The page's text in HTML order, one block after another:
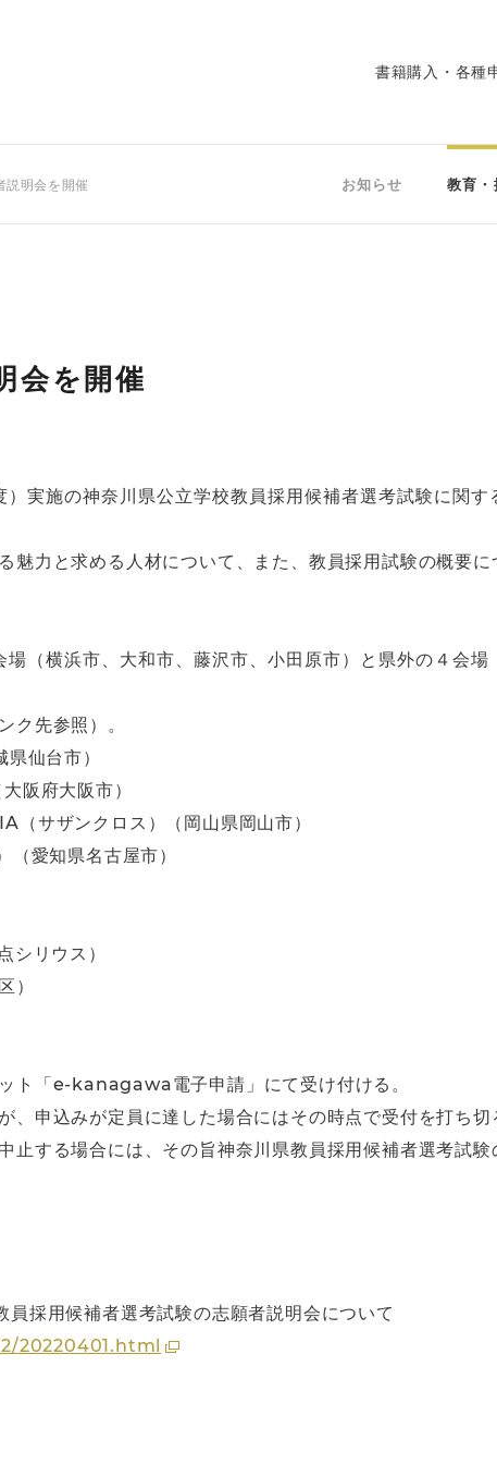
書籍購入・各種
明会を開催 お知らせ 教育・
会を開催
実施の神奈川県公立学校教員採用候補者選考試験に関す
魅力と求める人材について、また、教員採用試験の概要
（横浜市、大和市、藤沢市、小田原市）と県外の４会場
ク先参照）。
仙台市）
阪府大阪市）
サザンクロス）（岡山県岡山市）
愛知県名古屋市）
シリウス）
）
ト「e-kanagawa電子申請」にて受け付ける。
申込みが定員に達した場合にはその時点で受付を打ち切
する場合には、その旨神奈川県教員採用候補者選考試験
採用候補者選考試験の志願者説明会について
20220401.html